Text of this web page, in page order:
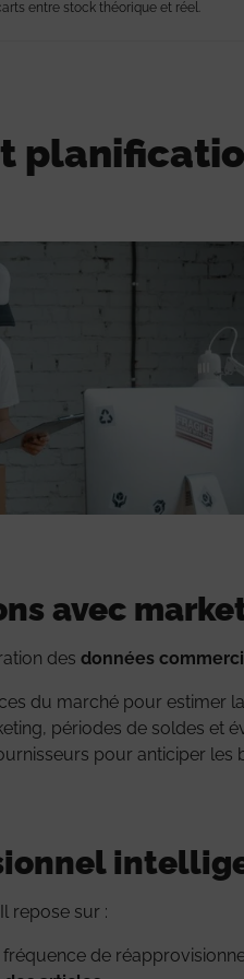
entre stock théorique et réel.
avec
des données
du marché pour estimer
périodes de soldes et
pour anticiper les
repose sur :
fréquence de